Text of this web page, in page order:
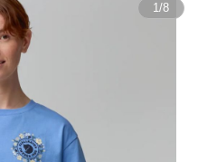
1/8